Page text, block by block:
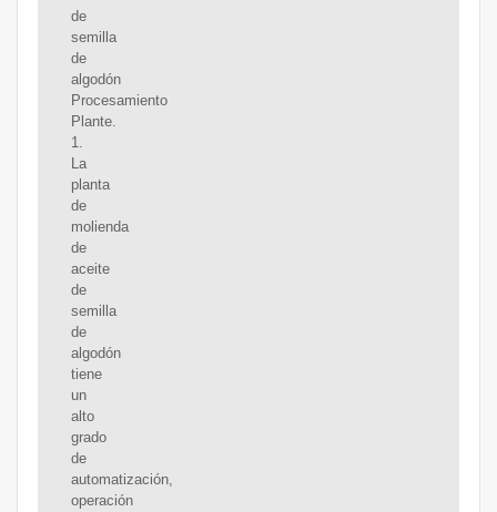
de
semilla
de
algodón
Procesamiento
Plante.
1.
La
planta
de
molienda
de
aceite
de
semilla
de
algodón
tiene
un
alto
grado
de
automatización,
operación